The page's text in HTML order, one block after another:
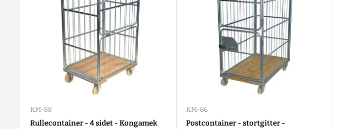
KM-88
Rullecontainer - 4 sidet - Kongamek
KM-86
Postcontainer - stortgitter -